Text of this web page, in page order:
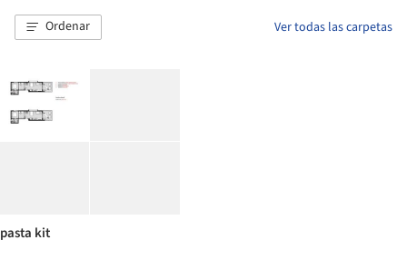
Ordenar Ver todas las carpetas
pasta kit